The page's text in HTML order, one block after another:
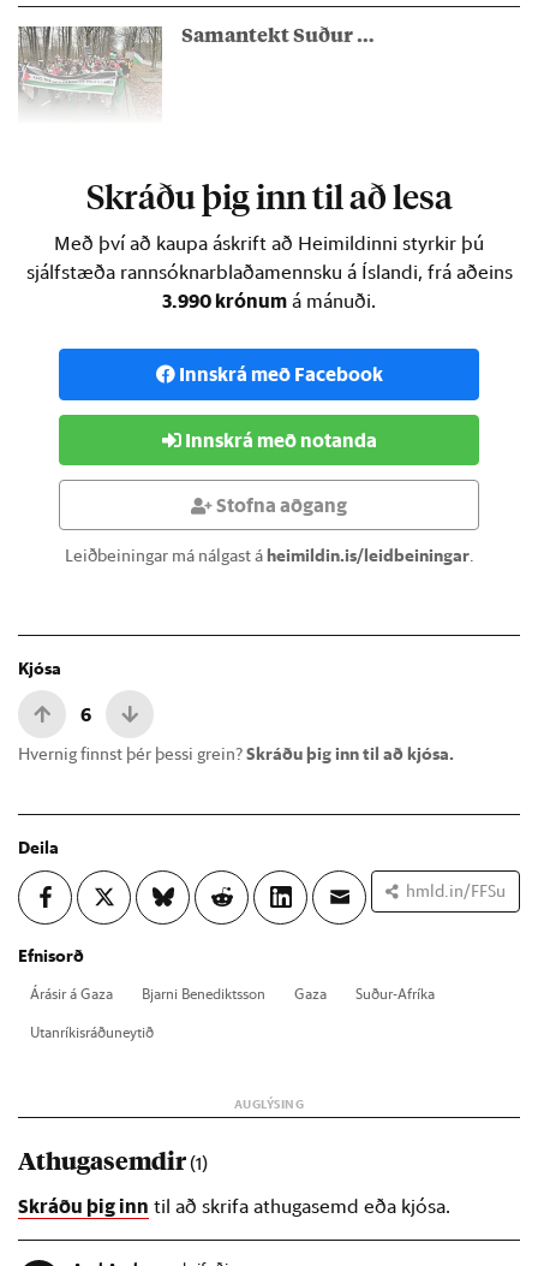
Samantekt Suður …
Skráðu þig inn til að lesa
Með því að kaupa áskrift að Heimildinni styrkir þú
sjálfstæða rannsóknarblaðamennsku á Íslandi, frá aðeins
3.990 krónum á mánuði.
Innskrá með Facebook
Innskrá með notanda
Stofna aðgang
Leiðbeiningar má nálgast áheimildin.is/leidbeiningar.
Kjósa
6
Hvernig finnst þér þessi grein?Skráðu þig inn til að kjósa.
Deila
hmld.in/FFSu
Efnisorð
Árás­ir á Gaza Bjarni Bene­dikts­son Gaza
Suð­ur-Afr­íka
Ut­an­rík­is­ráðu­neyt­ið
Athugasemdir(1)
Skráðu þig inn til að skrifa athugasemd eða kjósa.